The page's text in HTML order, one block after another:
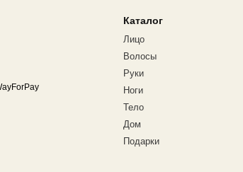
Каталог
Лицо
Волосы
Руки
Ноги
Тело
Дом
Подарки